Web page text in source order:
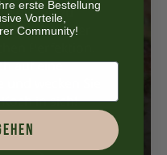
bis hin zu
Sie jeder
auf eine
wecken Sie
in sich!
erste Bestellung
Vorteile,
Community!